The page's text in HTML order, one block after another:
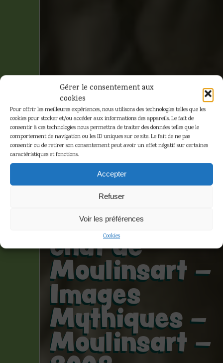
Gérer le consentement aux
cookies
Pour offrir les meilleures expériences, nous utilisons des technologies telles que les
cookies pour stocker et/ou accéder aux informations des appareils. Le fait de
consentir à ces technologies nous permettra de traiter des données telles que le
comportement de navigation ou les ID uniques sur ce site. Le fait de ne pas
consentir ou de retirer son consentement peut avoir un effet négatif sur certaines
caractéristiques et fonctions.
Accepter
Refuser
Voir les préférences
Cookies
Hergé –
Tintin –
Milou et le
chat de
Moulinsart –
Images
Mythiques –
Moulinsart –